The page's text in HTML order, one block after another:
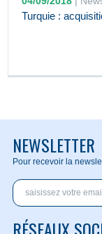
Turquie :
NEWSLETTER
Pour recevoir la